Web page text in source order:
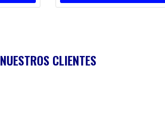
NUESTROS CLIENTES